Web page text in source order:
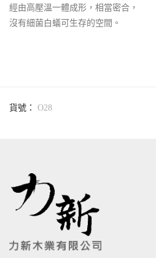
經由高壓溫一體成形，相當密合，
沒有細菌白蟻可生存的空間。
貨號： O28